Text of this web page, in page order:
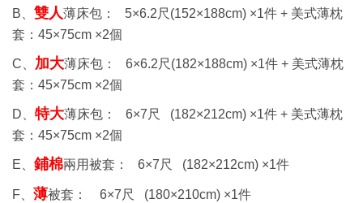
B、 雙人薄床包： 5×6.2尺 (152×188cm) ×1件 + 美式薄枕
套： 45×75cm ×2個
C、 加大薄床包： 6×6.2尺 (182×188cm) ×1件 + 美式薄枕
套： 45×75cm ×2個
D、 特大薄床包： 6×7尺 (182×212cm) ×1件 + 美式薄枕
套： 45×75cm ×2個
E、 鋪棉兩用被套： 6×7尺 (182×212cm) ×1件
F、 薄被套： 6×7尺 (180×210cm) ×1件